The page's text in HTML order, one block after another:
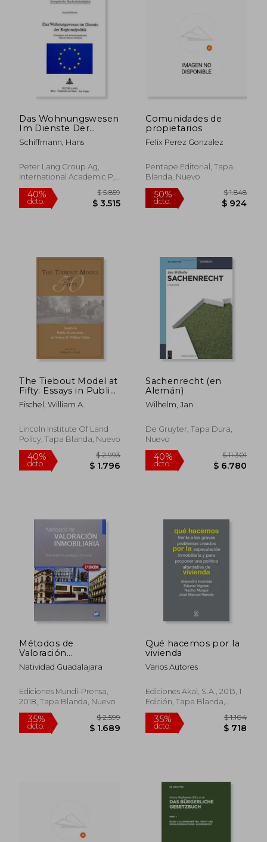
dcto.
50%
dcto.
Das Wohnungswesen
Im Dienste Der
Regionalpolitik:
Grundlagen Und
Oestliches Berner
Oberland (en
Schiffmann, Hans
Peter Lang Group Ag,
International Academic P,
Tapa Blanda, Nuevo
40%
Comunidades de
propietarios
Felix Perez Gonzalez
Pentape Editorial, Tapa
Blanda, Nuevo
50%
The Tiebout Model at
Fifty: Essays in Public
Economics in Honor
of Wallace Oates (en
Fischel, William A.
Lincoln Institute Of Land
Policy, Tapa Blanda, Nuevo
40%
dcto.
Sachenrecht (en
Alemán)
Wilhelm, Jan
De Gruyter, Tapa Dura,
Nuevo
40%
dcto.
Métodos de
Valoración
Inmobiliaria
Natividad Guadalajara
Ediciones Mundi-Prensa,
2018, Tapa Blanda, Nuevo
Qué hacemos por la
vivienda
Varios Autores
Ediciones Akal, S.A., 2013, 1
Edición, Tapa Blanda,
Nuevo